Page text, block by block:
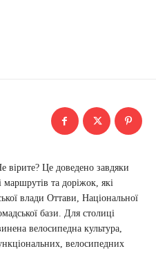
вірите? Це доведено завдяки
маршрутів та доріжок, які
влади Оттави, Національної
бази. Для столиці
велосипедна культура,
велосипедних